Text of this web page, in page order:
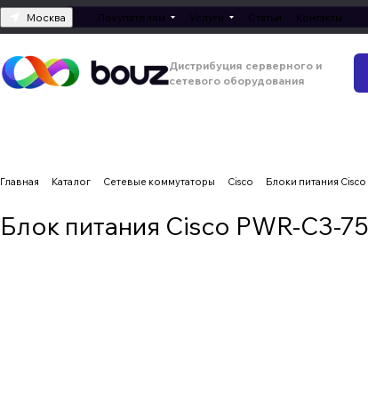
Москва Покупателям Услуги Статьи Контакты
Дистрибуция серверного и
сетевого оборудования
Главная Каталог Сетевые коммутаторы Cisco Блоки питания Cisco
Блок питания Cisco PWR-C3-